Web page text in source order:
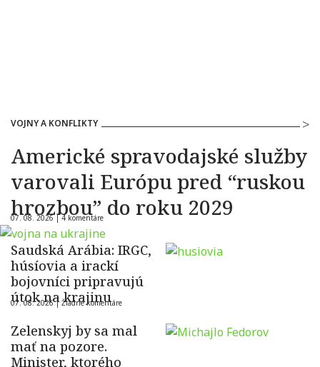
VOJNY A KONFLIKTY
Americké spravodajské služby
varovali Európu pred “ruskou
hrozbou” do roku 2029
07. 08. 2026 |4 komentáre
Saudská Arábia: IRGC,
húsíovia a irackí
bojovníci pripravujú
útok na krajinu
07. 08. 2026 |Žiadne komentáre
Zelenskyj by sa mal
mať na pozore.
Minister, ktorého